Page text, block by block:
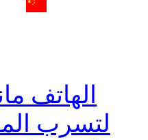
الهاتف
لتسرب